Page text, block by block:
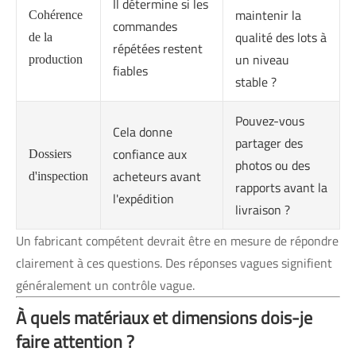
Cohérence
de la
production
Il détermine si les
commandes
répétées restent
fiables
maintenir la
qualité des lots à
un niveau
stable ?
Dossiers
d'inspection
Cela donne
confiance aux
acheteurs avant
l'expédition
Pouvez-vous
partager des
photos ou des
rapports avant la
livraison ?
Un fabricant compétent devrait être en mesure de répondre
clairement à ces questions. Des réponses vagues signifient
généralement un contrôle vague.
À quels matériaux et dimensions dois-je
faire attention ?